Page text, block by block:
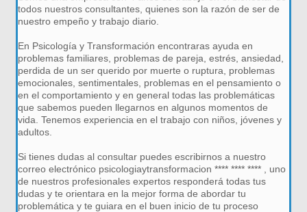
todos nuestros consultantes, quienes son la razón de ser de
nuestro empeño y trabajo diario.
En Psicología y Transformación encontraras ayuda en
problemas familiares, problemas de pareja, estrés, ansiedad,
perdida de un ser querido por muerte o ruptura, problemas
emocionales, sentimentales, problemas en el pensamiento o
en el comportamiento y en general todas las problemáticas
que sabemos pueden llegarnos en algunos momentos de
vida. Tenemos experiencia en el trabajo con niños, jóvenes y
adultos.
Si tienes dudas al consultar puedes escribirnos a nuestro
correo electrónico psicologiaytransformacion **** **** **** , uno
de nuestros profesionales expertos responderá todas tus
dudas y te orientara en la mejor forma de abordar tu
problemática y te guiara en el buen inicio de tu proceso